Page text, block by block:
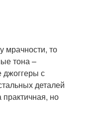
мрачности, то
тона –
с
деталей
но